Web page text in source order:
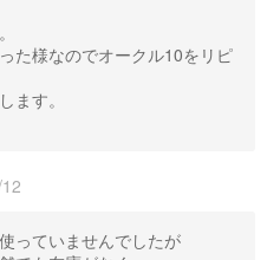
た様なのでオークル10をリピ
ます。
っていませんでしたが